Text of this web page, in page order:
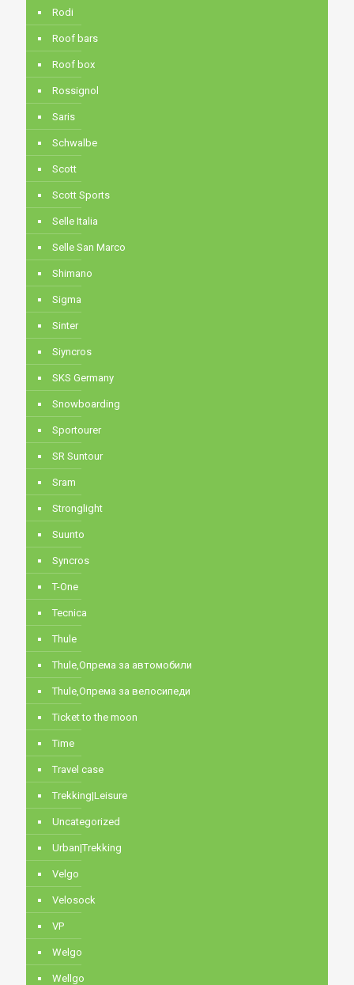
Rodi
Roof bars
Roof box
Rossignol
Saris
Schwalbe
Scott
Scott Sports
Selle Italia
Selle San Marco
Shimano
Sigma
Sinter
Siyncros
SKS Germany
Snowboarding
Sportourer
SR Suntour
Sram
Stronglight
Suunto
Syncros
T-One
Tecnica
Thule
Thule,Опрема за автомобили
Thule,Опрема за велосипеди
Ticket to the moon
Time
Travel case
Trekking|Leisure
Uncategorized
Urban|Trekking
Velgo
Velosock
VP
Welgo
Wellgo